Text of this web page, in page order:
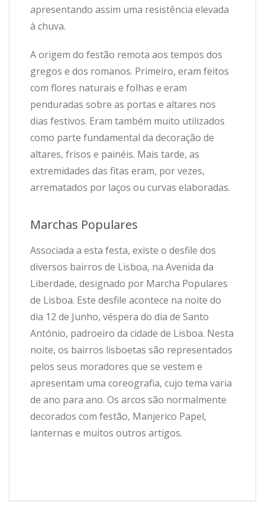
apresentando assim uma resistência elevada
à chuva.
A origem do festão remota aos tempos dos
gregos e dos romanos. Primeiro, eram feitos
com flores naturais e folhas e eram
penduradas sobre as portas e altares nos
dias festivos. Eram também muito utilizados
como parte fundamental da decoração de
altares, frisos e painéis. Mais tarde, as
extremidades das fitas eram, por vezes,
arrematados por laços ou curvas elaboradas.
Marchas Populares
Associada a esta festa, existe o desfile dos
diversos bairros de Lisboa, na Avenida da
Liberdade, designado por Marcha Populares
de Lisboa. Este desfile acontece na noite do
dia 12 de Junho, véspera do dia de Santo
António, padroeiro da cidade de Lisboa. Nesta
noite, os bairros lisboetas são representados
pelos seus moradores que se vestem e
apresentam uma coreografia, cujo tema varia
de ano para ano. Os arcos são normalmente
decorados com festão, Manjerico Papel,
lanternas e muitos outros artigos.